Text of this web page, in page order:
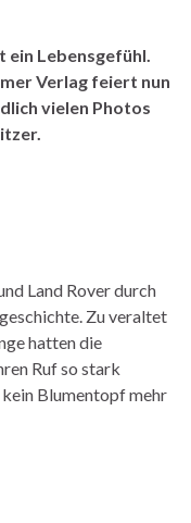
ein Lebensgefühl.
Verlag feiert nun
vielen Photos
Land Rover durch
Zu veraltet
hatten die
Ruf so stark
Blumentopf mehr